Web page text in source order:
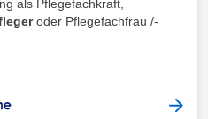
als Pflegefachkraft,
oder Pflegefachfrau /-